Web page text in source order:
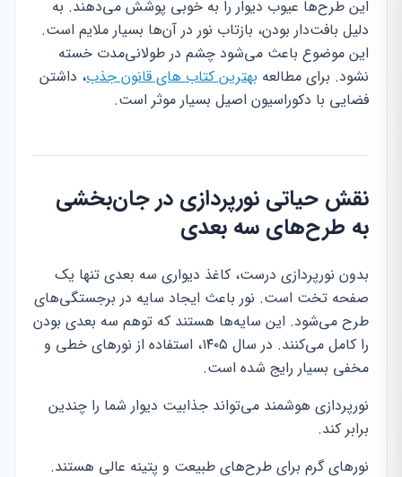
این طرح‌ها عیوب دیوار را به خوبی پوشش می‌دهند. به
دلیل بافت‌دار بودن، بازتاب نور در آن‌ها بسیار ملایم است.
این موضوع باعث می‌شود چشم در طولانی‌مدت خسته
نشود. برای مطالعه بهترین کتاب های قانون جذب، داشتن
فضایی با دکوراسیون اصیل بسیار موثر است.
نقش حیاتی نورپردازی در جان‌بخشی
به طرح‌های سه بعدی
بدون نورپردازی درست، کاغذ دیواری سه بعدی تنها یک
صفحه تخت است. نور باعث ایجاد سایه در برجستگی‌های
طرح می‌شود. این سایه‌ها هستند که توهم سه بعدی بودن
را کامل می‌کنند. در سال ۱۴۰۵، استفاده از نورهای خطی و
مخفی بسیار رایج شده است.
نورپردازی هوشمند می‌تواند جذابیت دیوار شما را چندین
برابر کند.
نورهای گرم برای طرح‌های طبیعت و پتینه عالی هستند.